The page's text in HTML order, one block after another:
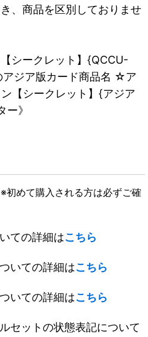
、商品を区別しておりませ
シークレット】{QCCU-
アジア版カード商品名 ☆ア
【シークレット】{アジア
》
※初めて購入される方は必ずご確
ての詳細はこちら
いての詳細はこちら
いての詳細はこちら
セットの状態表記について